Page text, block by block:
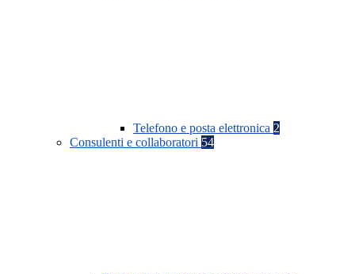
Telefono e posta elettronica 2
Consulenti e collaboratori 54